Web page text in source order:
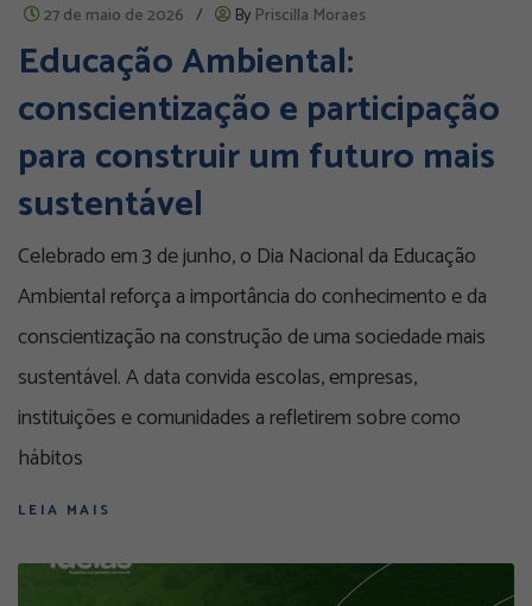
27 de maio de 2026 / By Priscilla Moraes
Educação Ambiental:
conscientização e participação
para construir um futuro mais
sustentável
Celebrado em 3 de junho, o Dia Nacional da Educação
Ambiental reforça a importância do conhecimento e da
conscientização na construção de uma sociedade mais
sustentável. A data convida escolas, empresas,
instituições e comunidades a refletirem sobre como
hábitos
LEIA MAIS